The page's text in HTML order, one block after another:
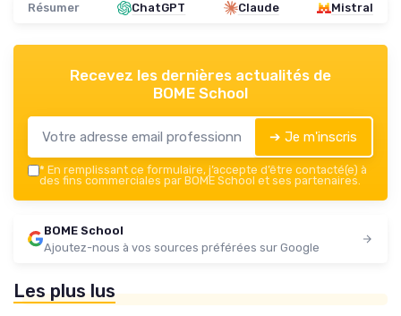
Résumer ChatGPT Claude Mistral
Recevez les dernières actualités de
BOME School
➔ Je m'inscris
* En remplissant ce formulaire, j’accepte d’être contacté(e) à
des fins commerciales par BOME School et ses partenaires.
BOME School
Ajoutez-nous à vos sources préférées sur Google
Les plus lus